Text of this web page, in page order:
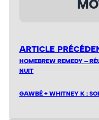
ARTICLE
HOMEBREW REMEDY –
NUIT
GAWBÉ + WHITNEY K :